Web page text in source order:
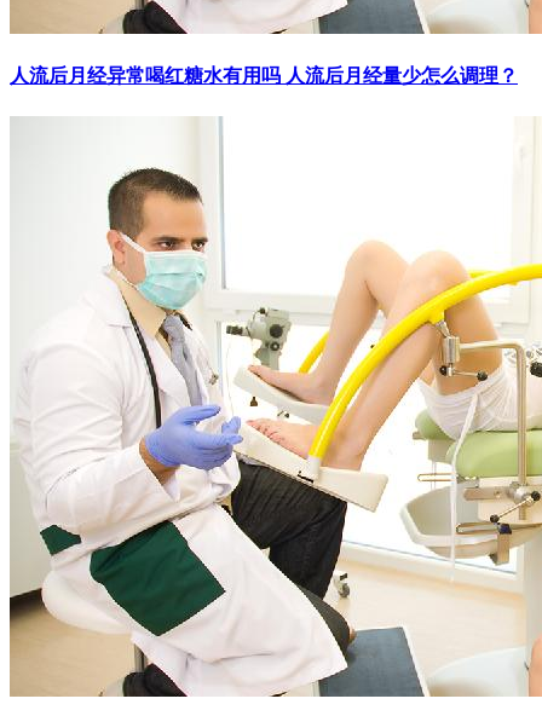
人流后月经异常喝红糖水有用吗 人流后月经量少怎么调理？